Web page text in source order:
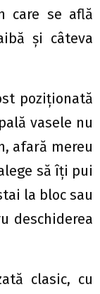
care se află
și câteva
poziționată
vasele nu
afară mereu
să îți pui
la bloc sau
deschiderea
clasic, cu